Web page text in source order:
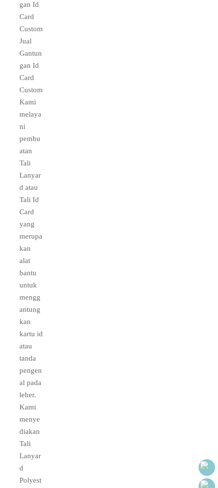
gan Id
Card
Custom
Jual
Gantun
gan Id
Card
Custom
Kami
melaya
ni
pembu
atan
Tali
Lanyar
d atau
Tali Id
Card
yang
merupa
kan
alat
bantu
untuk
mengg
antung
kan
kartu id
atau
tanda
pengen
al pada
leher.
Kami
menye
diakan
Tali
Lanyar
d
Polyest